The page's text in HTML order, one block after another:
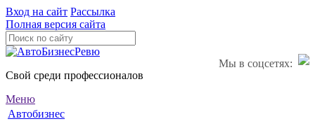
Вход на сайт Рассылка
Полная версия сайта
Мы в соцсетях:
Свой среди профессионалов
Меню
Автобизнес